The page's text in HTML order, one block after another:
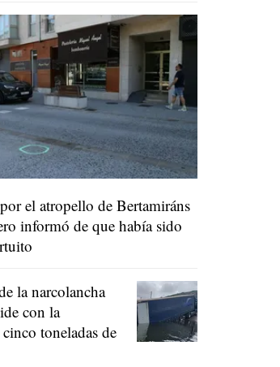
el atropello de Bertamiráns
informó de que había sido
la narcolancha
con la
toneladas de